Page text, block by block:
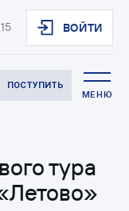
ВОЙТИ
ПОСТУПИТЬ
МЕНЮ
тура